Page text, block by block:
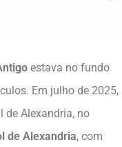
estava no fundo
Em julho de 2025,
de Alexandria, no
de Alexandria, com